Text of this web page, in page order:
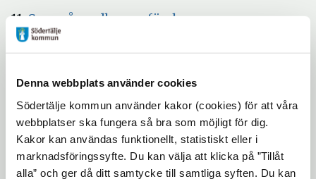
Denna webbplats använder cookies
Södertälje kommun använder kakor (cookies) för att våra
webbplatser ska fungera så bra som möjligt för dig.
Kakor kan användas funktionellt, statistiskt eller i
marknadsföringssyfte. Du kan välja att klicka på ”Tillåt
alla” och ger då ditt samtycke till samtliga syften. Du kan
11.Svar på medborgarförslag om
Trivselvärdinnor på äldreboenden
i
avbrott enligt SOL och LSS, kvartal ett 2017
i
13. Äldreomsorgsnämndens delårsbokslut
14.Framtida utförare av hemtjänst Öppna
i
15.Yttrande över programsamråd Östertälje